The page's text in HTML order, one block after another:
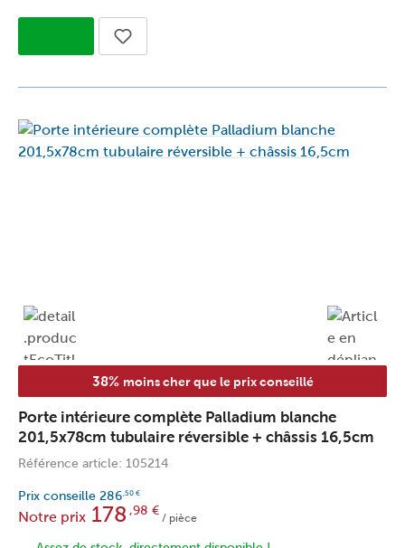
38% moins cher que le prix conseillé
Porte intérieure complète Palladium blanche
201,5x78cm tubulaire réversible + châssis 16,5cm
Référence article: 105214
Prix conseille 286,50 €
Notre prix 178 ,98 €
/ pièce